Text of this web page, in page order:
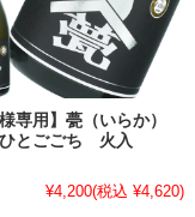
様専用】甍（いらか）
とごごち 火入
¥4,200(税込 ¥4,620)